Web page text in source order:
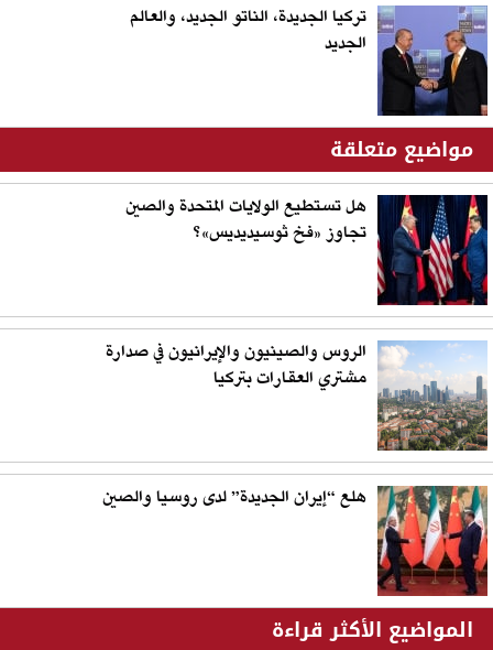
تركيا الجديدة، الناتو الجديد، والعالم
الجديد
مواضيع متعلقة
هل تستطيع الولايات المتحدة والصين
تجاوز «فخ ثوسيديديس»؟
الروس والصينيون والإيرانيون في صدارة
مشتري العقارات بتركيا
هلع “إيران الجديدة” لدى روسيا والصين
المواضيع الأكثر قراءة